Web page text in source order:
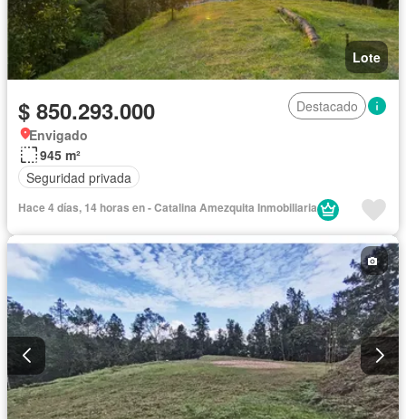
Lote
$ 850.293.000
Destacado
Envigado
945 m²
Seguridad privada
Hace 4 días, 14 horas en - Catalina Amezquita Inmobiliaria